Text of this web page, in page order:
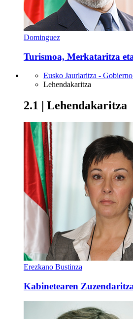
Dominguez
Turismoa, Merkataritza
Eusko Jaurlaritza -
Lehendakaritza
2.1 | Lehendakaritza
Erezkano Bustinza
Kabinetearen